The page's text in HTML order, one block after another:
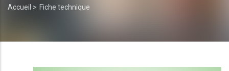
Fil
Accueil > Fiche technique